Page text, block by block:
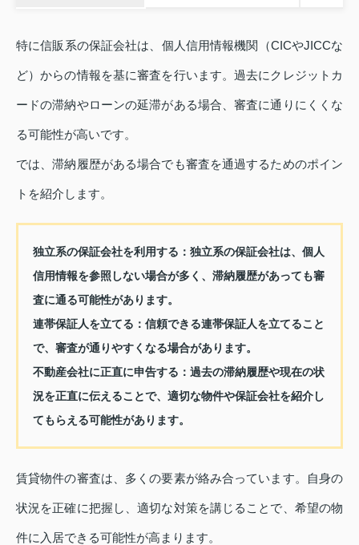
特に信販系の保証会社は、個人信用情報機関（CICやJICCな
ど）からの情報を基に審査を行います。過去にクレジットカ
ードの滞納やローンの延滞がある場合、審査に通りにくくな
る可能性が高いです。
では、滞納履歴がある場合でも審査を通過するためのポイン
トを紹介します。
独立系の保証会社を利用する： 独立系の保証会社は、個人
信用情報を参照しない場合が多く、滞納履歴があっても審
査に通る可能性があります。
連帯保証人を立てる： 信頼できる連帯保証人を立てること
で、審査が通りやすくなる場合があります。
不動産会社に正直に申告する： 過去の滞納履歴や現在の状
況を正直に伝えることで、適切な物件や保証会社を紹介し
てもらえる可能性があります。
賃貸物件の審査は、多くの要素が絡み合っています。自身の
状況を正確に把握し、適切な対策を講じることで、希望の物
件に入居できる可能性が高まります。